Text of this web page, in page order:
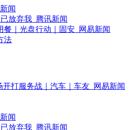
闻
放弃我_腾讯新闻
｜光盘行动｜固安_网易新闻
法
打服务战｜汽车｜车友_网易新闻
闻
放弃我_腾讯新闻